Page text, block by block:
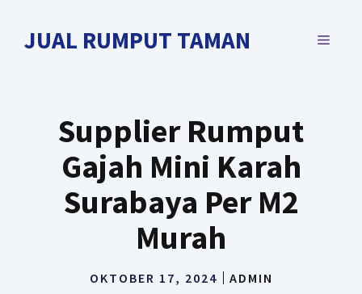
JUAL RUMPUT TAMAN MENU
Supplier Rumput
Gajah Mini Karah
Surabaya Per M2
Murah
OKTOBER 17, 2024 ADMIN